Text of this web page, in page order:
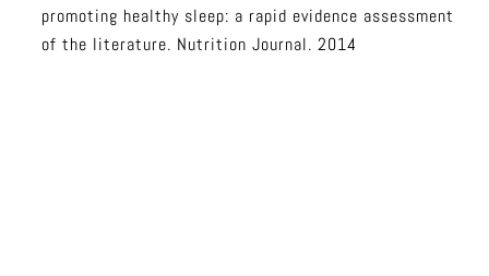
promoting healthy sleep: a rapid evidence assessment
of the literature. Nutrition Journal. 2014